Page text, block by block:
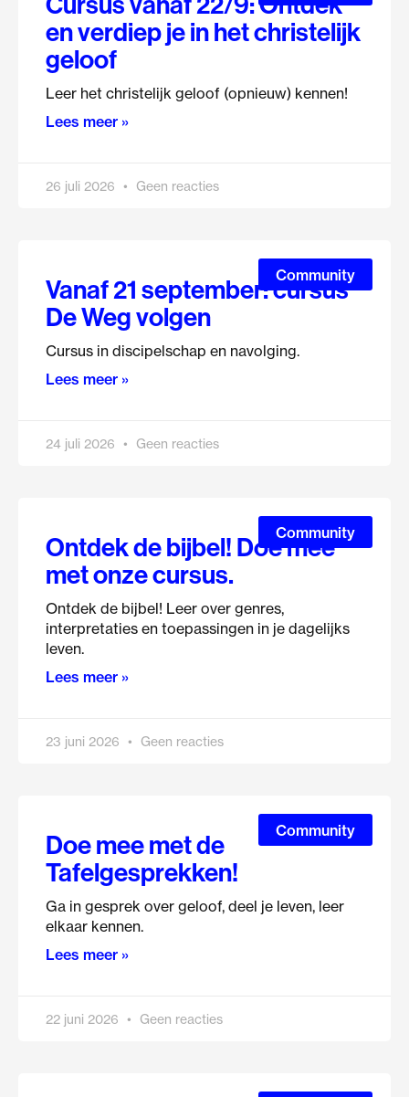
en verdiep je in het christelijk
geloof
Leer het christelijk geloof (opnieuw) kennen!
Lees meer »
26 juli 2026 Geen reacties
Community
Vanaf 21 september: cursus
De Weg volgen
Cursus in discipelschap en navolging.
Lees meer »
24 juli 2026 Geen reacties
Community
Ontdek de bijbel! Doe mee
met onze cursus.
Ontdek de bijbel! Leer over genres,
interpretaties en toepassingen in je dagelijks
leven.
Lees meer »
23 juni 2026 Geen reacties
Community
Doe mee met de
Tafelgesprekken!
Ga in gesprek over geloof, deel je leven, leer
elkaar kennen.
Lees meer »
22 juni 2026 Geen reacties